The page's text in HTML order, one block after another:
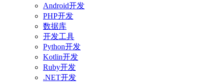
Android开发
PHP开发
数据库
开发工具
Python开发
Kotlin开发
Ruby开发
.NET开发